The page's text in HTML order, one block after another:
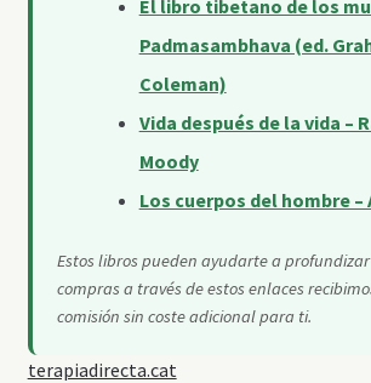
El libro tibetano de los
Padmasambhava (ed.
Coleman)
Vida después de la vida –
Moody
Los cuerpos del hombre –
Estos libros pueden ayudarte a
compras a través de estos enlaces
comisión sin coste adicional para ti.
terapiadirecta.cat